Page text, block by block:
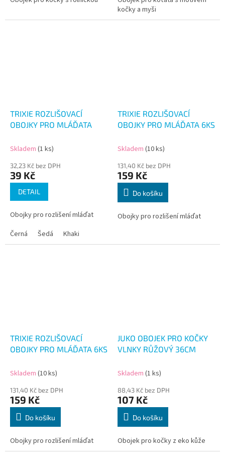
kočky a myši
TRIXIE ROZLIŠOVACÍ
OBOJKY PRO MLÁĎATA
Skladem (1 ks)
32,23 Kč bez DPH
39 Kč
DETAIL
Obojky pro rozlišení mláďat
Černá
Šedá Khaki
TRIXIE ROZLIŠOVACÍ
OBOJKY PRO MLÁĎATA 6KS
Skladem (10 ks)
131,40 Kč bez DPH
159 Kč
Do košíku
Obojky pro rozlišení mláďat
TRIXIE ROZLIŠOVACÍ
OBOJKY PRO MLÁĎATA 6KS
Skladem (10 ks)
131,40 Kč bez DPH
159 Kč
Do košíku
Obojky pro rozlišení mláďat
JUKO OBOJEK PRO KOČKY
VLNKY RŮŽOVÝ 36CM
Skladem (1 ks)
88,43 Kč bez DPH
107 Kč
Do košíku
Obojek pro kočky z eko kůže